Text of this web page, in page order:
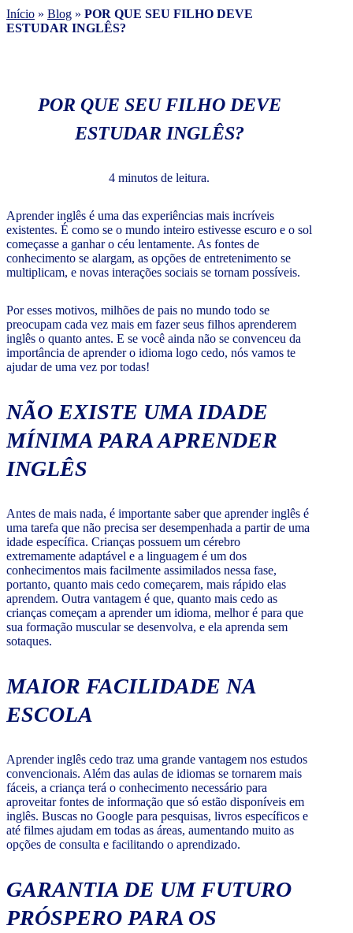
Início » Blog » POR QUE SEU FILHO DEVE
ESTUDAR INGLÊS?
POR QUE SEU FILHO DEVE
ESTUDAR INGLÊS?
4 minutos de leitura.
Aprender inglês é uma das experiências mais incríveis
existentes. É como se o mundo inteiro estivesse escuro e o sol
começasse a ganhar o céu lentamente. As fontes de
conhecimento se alargam, as opções de entretenimento se
multiplicam, e novas interações sociais se tornam possíveis.
Por esses motivos, milhões de pais no mundo todo se
preocupam cada vez mais em fazer seus filhos aprenderem
inglês o quanto antes. E se você ainda não se convenceu da
importância de aprender o idioma logo cedo, nós vamos te
ajudar de uma vez por todas!
NÃO EXISTE UMA IDADE
MÍNIMA PARA APRENDER
INGLÊS
Antes de mais nada, é importante saber que aprender inglês é
uma tarefa que não precisa ser desempenhada a partir de uma
idade específica. Crianças possuem um cérebro
extremamente adaptável e a linguagem é um dos
conhecimentos mais facilmente assimilados nessa fase,
portanto, quanto mais cedo começarem, mais rápido elas
aprendem. Outra vantagem é que, quanto mais cedo as
crianças começam a aprender um idioma, melhor é para que
sua formação muscular se desenvolva, e ela aprenda sem
sotaques.
MAIOR FACILIDADE NA
ESCOLA
Aprender inglês cedo traz uma grande vantagem nos estudos
convencionais. Além das aulas de idiomas se tornarem mais
fáceis, a criança terá o conhecimento necessário para
aproveitar fontes de informação que só estão disponíveis em
inglês. Buscas no Google para pesquisas, livros específicos e
até filmes ajudam em todas as áreas, aumentando muito as
opções de consulta e facilitando o aprendizado.
GARANTIA DE UM FUTURO
PRÓSPERO PARA OS